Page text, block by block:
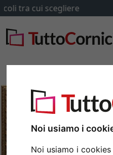
Noi usiamo i
Noi usiamo i
✓30 marchi